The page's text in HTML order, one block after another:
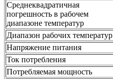
Среднеквадратичная
погрешность в рабочем
диапазоне температур
Диапазон рабочих температур
Напряжение питания
Ток потребления
Потребляемая мощность